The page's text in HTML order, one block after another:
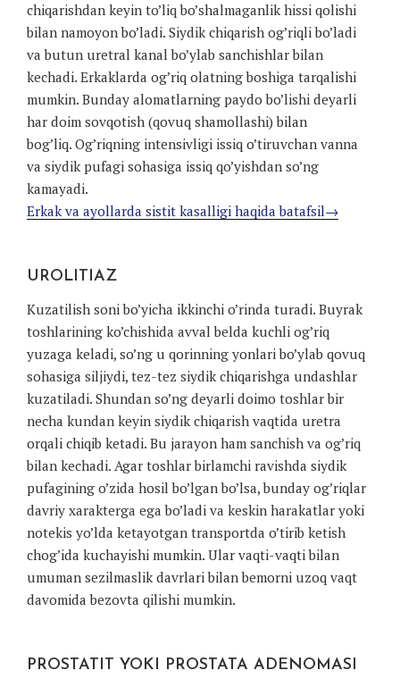
chiqarishdan keyin to’liq bo’shalmaganlik hissi qolishi
bilan namoyon bo’ladi. Siydik chiqarish og’riqli bo’ladi
va butun uretral kanal bo’ylab sanchishlar bilan
kechadi. Erkaklarda og’riq olatning boshiga tarqalishi
mumkin. Bunday alomatlarning paydo bo’lishi deyarli
har doim sovqotish (qovuq shamollashi) bilan
bog’liq. Og’riqning intensivligi issiq o’tiruvchan vanna
va siydik pufagi sohasiga issiq qo’yishdan so’ng
kamayadi.
Erkak va ayollarda sistit kasalligi haqida batafsil→
UROLITIAZ
Kuzatilish soni bo’yicha ikkinchi o’rinda turadi. Buyrak
toshlarining ko’chishida avval belda kuchli og’riq
yuzaga keladi, so’ng u qorinning yonlari bo’ylab qovuq
sohasiga siljiydi, tez-tez siydik chiqarishga undashlar
kuzatiladi. Shundan so’ng deyarli doimo toshlar bir
necha kundan keyin siydik chiqarish vaqtida uretra
orqali chiqib ketadi. Bu jarayon ham sanchish va og’riq
bilan kechadi. Agar toshlar birlamchi ravishda siydik
pufagining o’zida hosil bo’lgan bo’lsa, bunday og’riqlar
davriy xarakterga ega bo’ladi va keskin harakatlar yoki
notekis yo’lda ketayotgan transportda o’tirib ketish
chog’ida kuchayishi mumkin. Ular vaqti-vaqti bilan
umuman sezilmaslik davrlari bilan bemorni uzoq vaqt
davomida bezovta qilishi mumkin.
PROSTATIT YOKI PROSTATA ADENOMASI